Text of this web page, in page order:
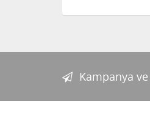
Kampanya